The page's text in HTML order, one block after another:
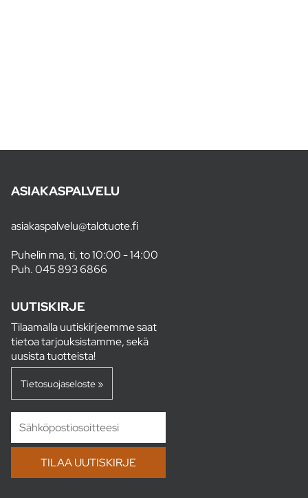
ASIAKASPALVELU
asiakaspalvelu@talotuote.fi
Puhelin ma, ti, to 10:00 - 14:00
Puh.045 893 6866
UUTISKIRJE
Tilaamalla uutiskirjeemme saat
tietoa tarjouksistamme, sekä
uusista tuotteista!
Tietosuojaseloste »